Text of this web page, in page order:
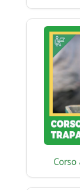
Corso